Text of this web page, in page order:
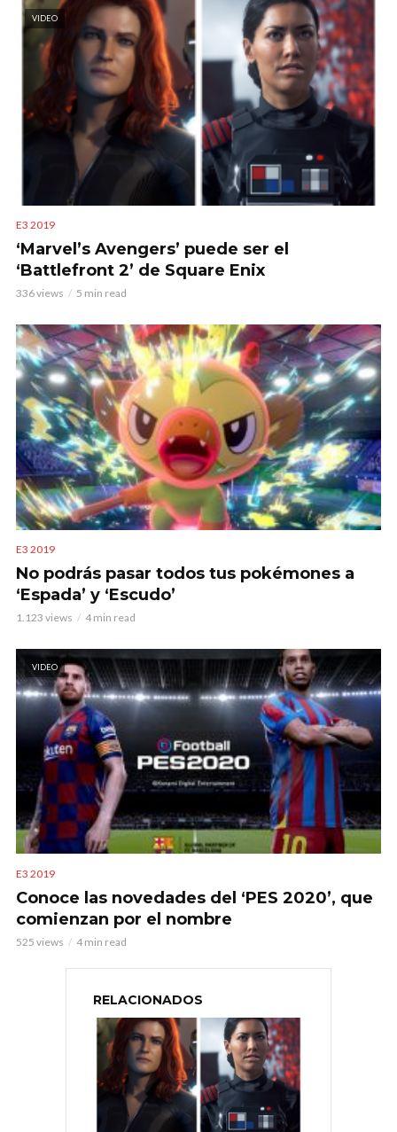
VIDEO
E3 2019
‘Marvel’s Avengers’ puede ser el
‘Battlefront 2’ de Square Enix
336 views 5 min read
E3 2019
No podrás pasar todos tus pokémones a
‘Espada’ y ‘Escudo’
1.123 views 4 min read
VIDEO
E3 2019
Conoce las novedades del ‘PES 2020’, que
comienzan por el nombre
525 views 4 min read
RELACIONADOS